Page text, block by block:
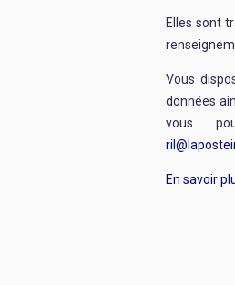
Elles sont
Vous
données
vous
En savoir